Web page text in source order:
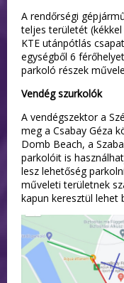
A rendőrségi
teljes területét
KTE utánpótlás
egységből 6
parkoló részek
Vendég szurkolók
A vendégszektor a
meg a Csabay Géza
Domb Beach, a
parkolóit is
lesz lehetőség
műveleti területnek
kapun keresztül lehet